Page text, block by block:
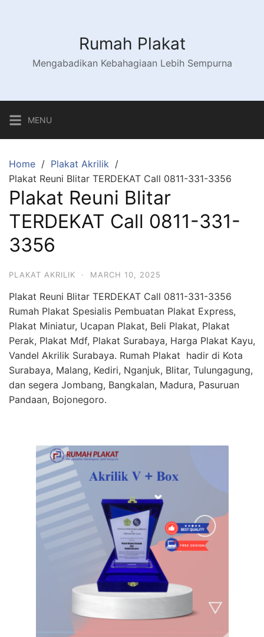
Rumah Plakat
Mengabadikan Kebahagiaan Lebih Sempurna
MENU
Home
Plakat Akrilik
Plakat Reuni Blitar TERDEKAT Call 0811-331-3356
Plakat Reuni Blitar
TERDEKAT Call 0811-331-
3356
PLAKAT AKRILIK · MARCH 10, 2025
Plakat Reuni Blitar TERDEKAT Call 0811-331-3356
Rumah Plakat Spesialis Pembuatan Plakat Express,
Plakat Miniatur, Ucapan Plakat, Beli Plakat, Plakat
Perak, Plakat Mdf, Plakat Surabaya, Harga Plakat Kayu,
Vandel Akrilik Surabaya. Rumah Plakat hadir di Kota
Surabaya, Malang, Kediri, Nganjuk, Blitar, Tulungagung,
dan segera Jombang, Bangkalan, Madura, Pasuruan
Pandaan, Bojonegoro.